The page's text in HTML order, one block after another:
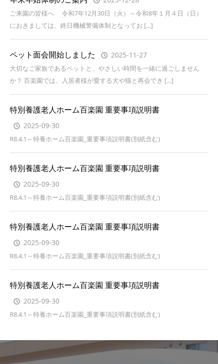
ご来園の皆様へ 令和7年12月30日（火）～令和8年１月４日（日）
におきましては、終日機械警備体制となってお […]
ペット面会開始しました 2025-11-27
大切なご家族であるペットと、やさしい時間を一緒に過ごしません
か？ 百楽園では、入居者様が愛する犬や猫と再会でき […]
特別養護老人ホーム百楽園 重要事項説明書
2025-09-30
R8.4.1～特養ホーム百楽園_重要事項説明書(別紙含む)
特別養護老人ホーム百楽園 重要事項説明書
2025-09-30
R8.4.1～特養ホーム百楽園_重要事項説明書(別紙含む)
特別養護老人ホーム百楽園 重要事項説明書
2025-09-30
R8.4.1～特養ホーム百楽園_重要事項説明書(別紙含む)
特別養護老人ホーム百楽園 重要事項説明書
2025-09-30
R8.4.1～特養ホーム百楽園_重要事項説明書(別紙含む)